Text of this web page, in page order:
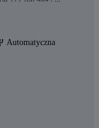
Automatyczna